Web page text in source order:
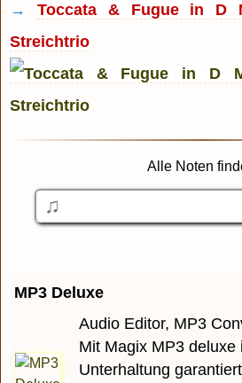
→ Toccata & Fugue in D
Streichtrio
Alle Noten
MP3 Deluxe
Audio Editor, MP3
Mit Magix MP3
Unterhaltung